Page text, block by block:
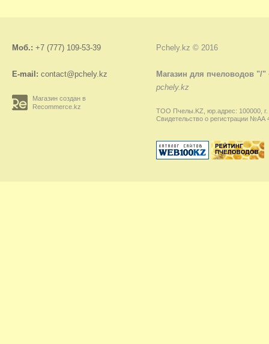
Моб.: +7 (777) 109-53-39
E-mail: contact@pchely.kz
Магазин создан в
Recommerce.kz
Pchely.kz © 2016
Магазин для пчеловодов "/"
pchely.kz
ТОО Пчелы.KZ, юр.адрес: 100000, г.
Свидетельство о регистрации №АА